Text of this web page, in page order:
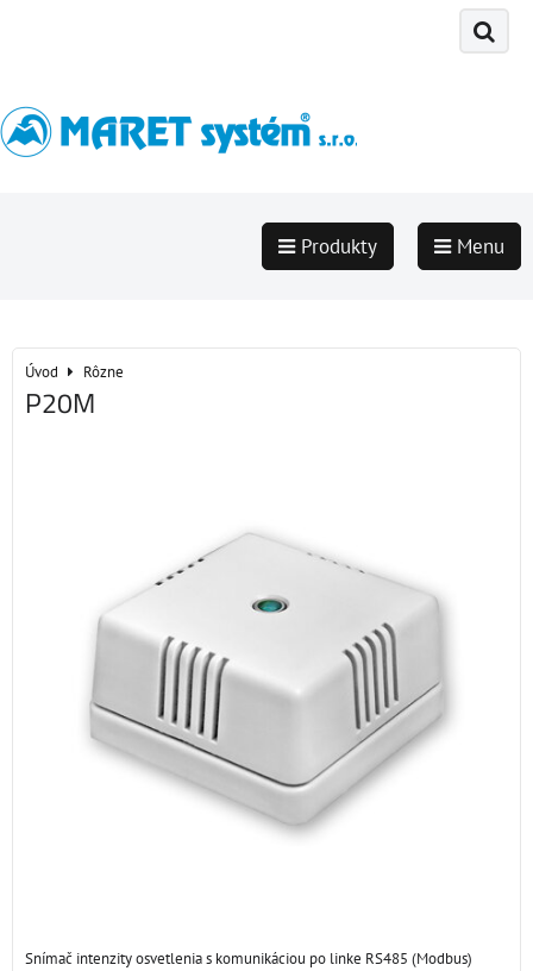
Produkty Menu
Úvod Rôzne
P20M
Snímač intenzity osvetlenia s komunikáciou po linke RS485 (Modbus)